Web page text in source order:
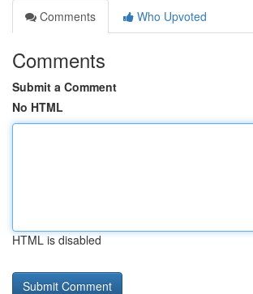
Comments
Who Upvoted
Comments
Submit a Comment
No HTML
HTML is disabled